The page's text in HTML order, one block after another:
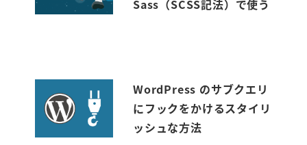
Sass（SCSS記法）で使う
WordPress のサブクエリ
にフックをかけるスタイリ
ッシュな方法